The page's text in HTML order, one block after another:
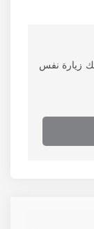
زيارة نفس